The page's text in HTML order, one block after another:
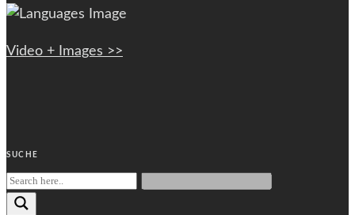
Video + Images >>
SUCHE